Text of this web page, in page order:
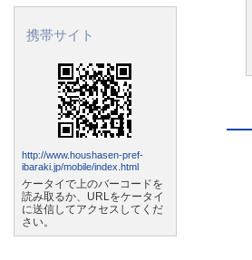
携帯サイト
http://www.houshasen-pref-
ibaraki.jp/mobile/index.html
ケータイで上のバーコードを
読み取るか、URLをケータイ
に送信してアクセスしてくだ
さい。